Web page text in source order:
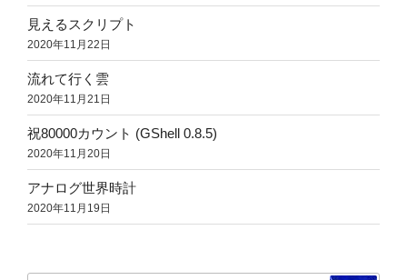
見えるスクリプト
2020年11月22日
流れて行く雲
2020年11月21日
祝80000カウント (GShell 0.8.5)
2020年11月20日
アナログ世界時計
2020年11月19日